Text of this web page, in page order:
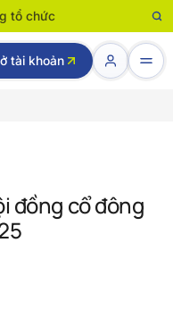
tổ chức
tài khoản
đồng cổ đông